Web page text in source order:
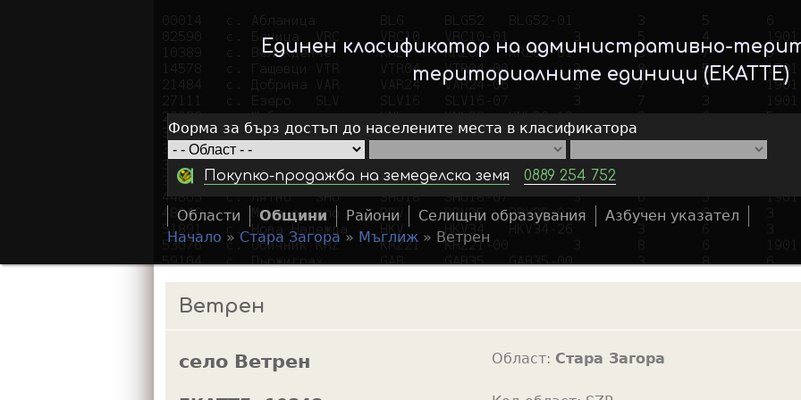
Skip
to
main
Единен класификатор на административно-
териториалните единици (ЕКАТТЕ)
Форма за бърз достъп до населените места в класификатора
Покупко-продажба на земеделска земя 0889 254 752
a
c
Области Общини Райони Селищни образувания Азбучен указател
o
Начало »Стара Загора » Мъглиж » Ветрен
Ветрен
село Ветрен Област: Стара Загора